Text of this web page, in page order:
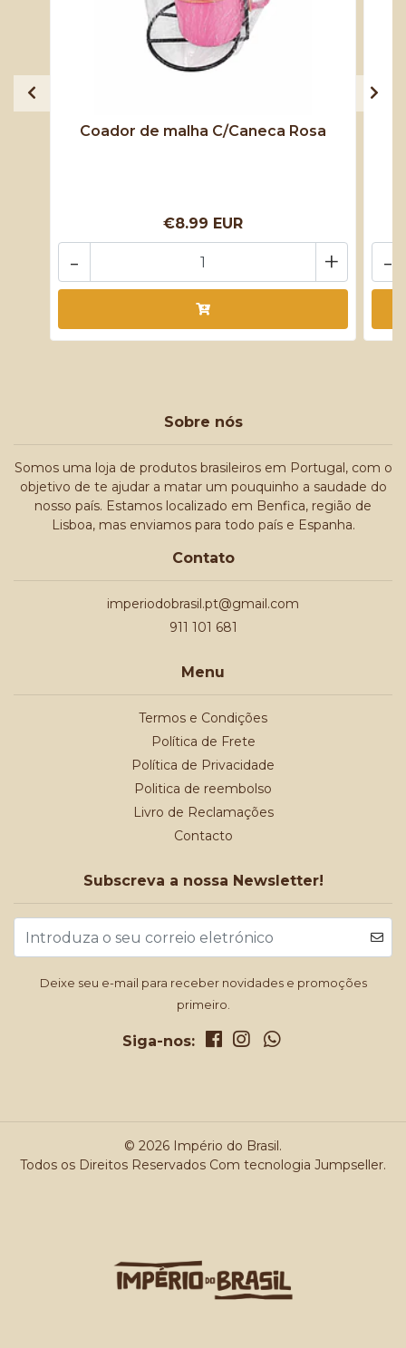
Coador de malha C/Caneca Rosa
€8.99 EUR
+
- -
Sobre nós
Somos uma loja de produtos brasileiros em Portugal, com o
objetivo de te ajudar a matar um pouquinho a saudade do
nosso país. Estamos localizado em Benfica, região de
Lisboa, mas enviamos para todo país e Espanha.
Contato
imperiodobrasil.pt@gmail.com
911 101 681
Menu
Termos e Condições
Política de Frete
Política de Privacidade
Politica de reembolso
Livro de Reclamações
Contacto
Subscreva a nossa Newsletter!
Deixe seu e-mail para receber novidades e promoções
primeiro.
Siga-nos:
© 2026 Império do Brasil.
Todos os Direitos Reservados Com tecnologia Jumpseller.